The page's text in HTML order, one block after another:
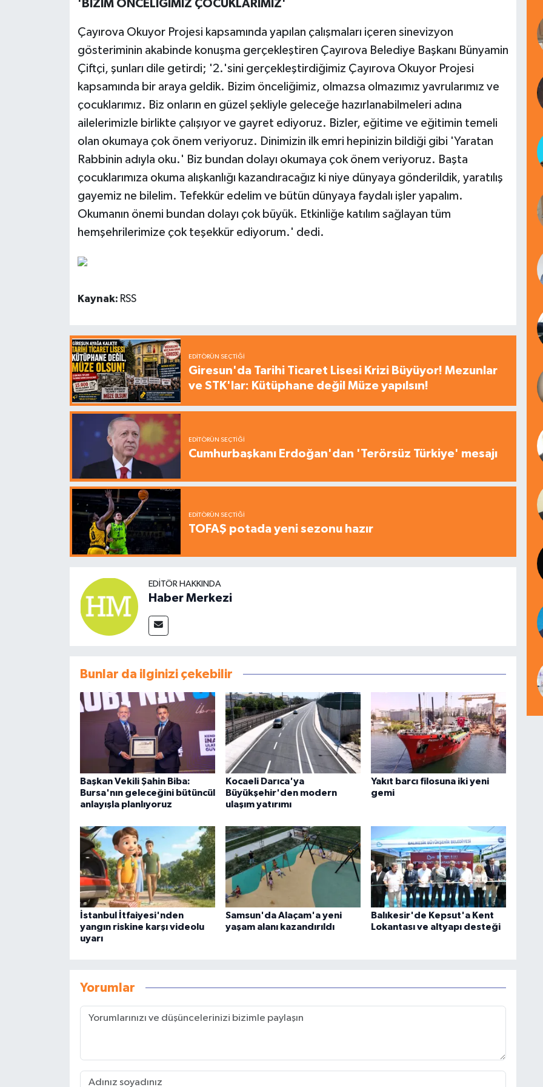
'BİZİM ÖNCELİĞİMİZ ÇOCUKLARIMIZ'
Çayırova Okuyor Projesi kapsamında yapılan çalışmaları içeren sinevizyon
gösteriminin akabinde konuşma gerçekleştiren Çayırova Belediye Başkanı Bünyamin
Çiftçi, şunları dile getirdi; '2.'sini gerçekleştirdiğimiz Çayırova Okuyor Projesi
kapsamında bir araya geldik. Bizim önceliğimiz, olmazsa olmazımız yavrularımız ve
çocuklarımız. Biz onların en güzel şekliyle geleceğe hazırlanabilmeleri adına
ailelerimizle birlikte çalışıyor ve gayret ediyoruz. Bizler, eğitime ve eğitimin temeli
olan okumaya çok önem veriyoruz. Dinimizin ilk emri hepinizin bildiği gibi 'Yaratan
Rabbinin adıyla oku.' Biz bundan dolayı okumaya çok önem veriyoruz. Başta
çocuklarımıza okuma alışkanlığı kazandıracağız ki niye dünyaya gönderildik, yaratılış
gayemiz ne bilelim. Tefekkür edelim ve bütün dünyaya faydalı işler yapalım.
Okumanın önemi bundan dolayı çok büyük. Etkinliğe katılım sağlayan tüm
hemşehrilerimize çok teşekkür ediyorum.' dedi.
Kaynak: RSS
EDITÖRÜN SEÇTIĞI
Giresun'da Tarihi Ticaret Lisesi Krizi Büyüyor! Mezunlar
ve STK'lar: Kütüphane değil Müze yapılsın!
EDITÖRÜN SEÇTIĞI
Cumhurbaşkanı Erdoğan'dan 'Terörsüz Türkiye' mesajı
EDITÖRÜN SEÇTIĞI
TOFAŞ potada yeni sezonu hazır
EDITÖR HAKKINDA
Haber Merkezi
Bunlar da ilginizi çekebilir
Başkan Vekili Şahin Biba:
Bursa'nın geleceğini bütüncül
anlayışla planlıyoruz
Kocaeli Darıca'ya
Büyükşehir'den modern
ulaşım yatırımı
Yakıt barcı filosuna iki yeni
gemi
İstanbul İtfaiyesi'nden
yangın riskine karşı videolu
uyarı
Samsun'da Alaçam'a yeni
yaşam alanı kazandırıldı
Balıkesir'de Kepsut'a Kent
Lokantası ve altyapı desteği
Yorumlar